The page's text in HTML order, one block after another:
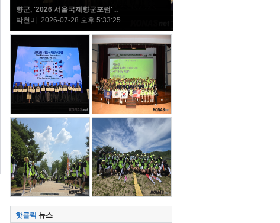
향군, '2026 서울국제향군포럼' ..
박현미 2026-07-28 오후 5:33:25
핫클릭 뉴스